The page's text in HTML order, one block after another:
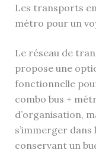
Les transports
métro pour un
Le réseau de
propose une
fonctionnelle
combo bus +
d’organisation,
s’immerger
conservant un